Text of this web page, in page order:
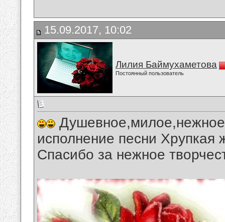
15.09.2017, 10:02
Лилия Баймухаметова
Постоянный пользователь
исполнение песни
Спасибо за нежное